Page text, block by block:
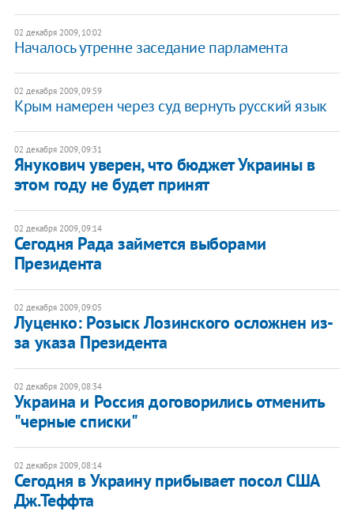
02 декабря 2009, 10:02
Началось утренне заседание парламента
02 декабря 2009, 09:59
Крым намерен через суд вернуть русский язык
02 декабря 2009, 09:31
Янукович уверен, что бюджет Украины в
этом году не будет принят
02 декабря 2009, 09:14
Сегодня Рада займется выборами
Президента
02 декабря 2009, 09:05
Луценко: Розыск Лозинского осложнен из-
за указа Президента
02 декабря 2009, 08:34
Украина и Россия договорились отменить
"черные списки"
02 декабря 2009, 08:14
Сегодня в Украину прибывает посол США
Дж.Теффта